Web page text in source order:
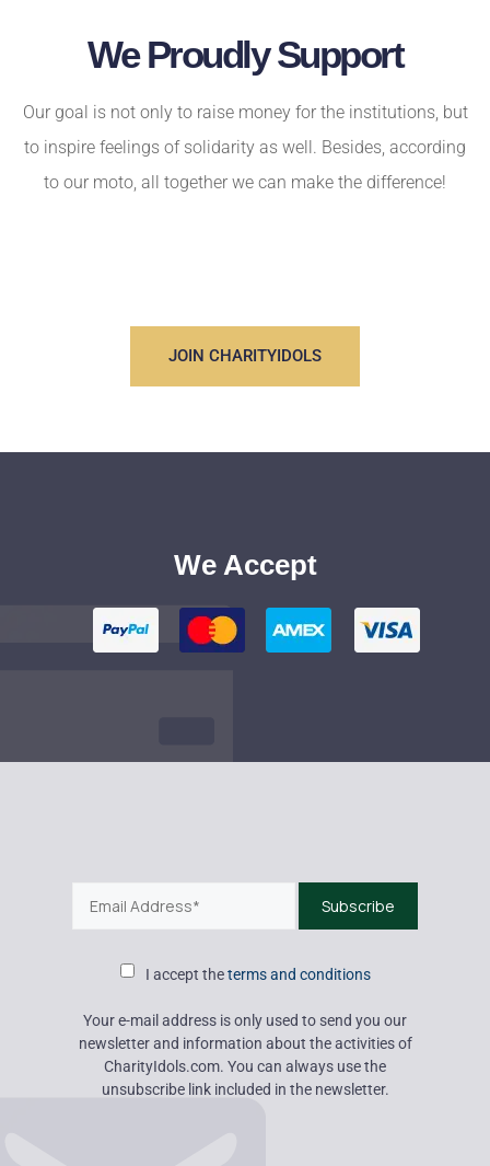
We Proudly Support
Our goal is not only to raise money for the institutions, but
to inspire feelings of solidarity as well. Besides, according
to our moto, all together we can make the difference!
JOIN CHARITYIDOLS
We Accept
I accept the terms and conditions
Your e-mail address is only used to send you our
newsletter and information about the activities of
CharityIdols.com. You can always use the
unsubscribe link included in the newsletter.